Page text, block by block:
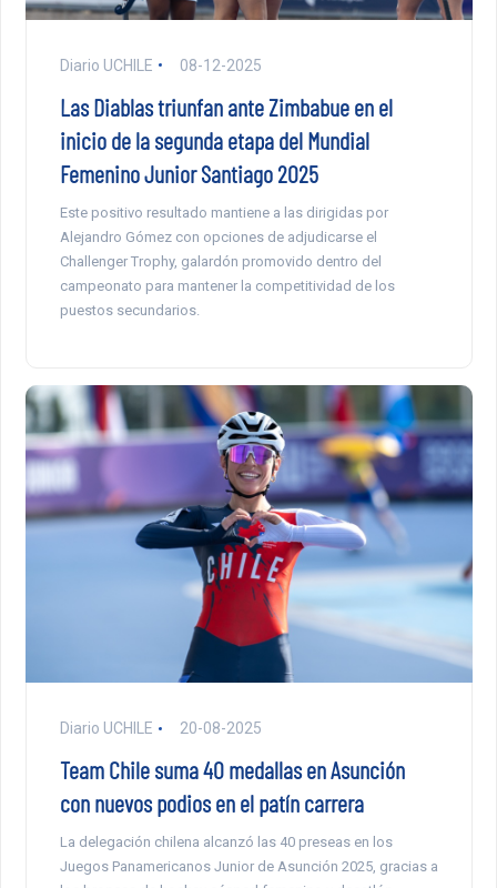
Diario UCHILE 08-12-2025
Las Diablas triunfan ante Zimbabue en el
inicio de la segunda etapa del Mundial
Femenino Junior Santiago 2025
Este positivo resultado mantiene a las dirigidas por
Alejandro Gómez con opciones de adjudicarse el
Challenger Trophy, galardón promovido dentro del
campeonato para mantener la competitividad de los
puestos secundarios.
Diario UCHILE 20-08-2025
Team Chile suma 40 medallas en Asunción
con nuevos podios en el patín carrera
La delegación chilena alcanzó las 40 preseas en los
Juegos Panamericanos Junior de Asunción 2025, gracias a